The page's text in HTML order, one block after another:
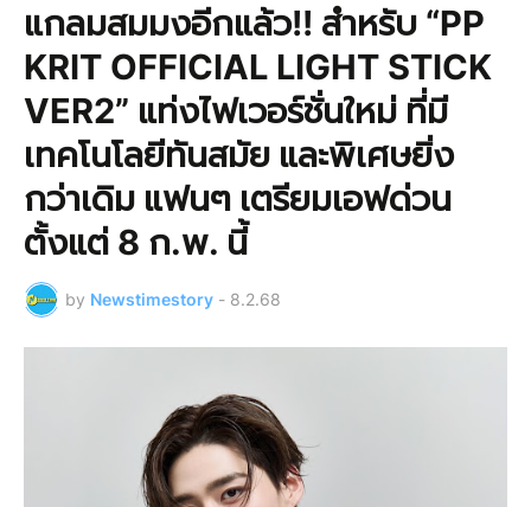
แกลมสมมงอีกแล้ว!! สำหรับ “PP
KRIT OFFICIAL LIGHT STICK
VER2” แท่งไฟเวอร์ชั่นใหม่ ที่มี
เทคโนโลยีทันสมัย และพิเศษยิ่ง
กว่าเดิม แฟนๆ เตรียมเอฟด่วน
ตั้งแต่ 8 ก.พ. นี้
by Newstimestory - 8.2.68